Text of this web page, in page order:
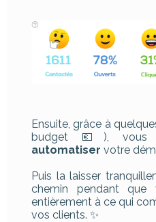
Ensuite, grâce à
budget 💶), vous
automatiser votre
Puis la laisser
chemin pendant que
entièrement à ce qui
vos clients. ✨